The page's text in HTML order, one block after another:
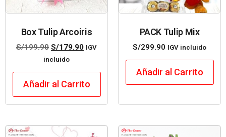
Box Tulip Arcoiris
S/199.90 S/179.90 IGV
incluido
Añadir al Carrito
PACK Tulip Mix
S/299.90 IGV incluido
Añadir al Carrito